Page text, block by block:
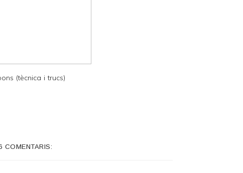
(tècnica i trucs)
COMENTARIS: